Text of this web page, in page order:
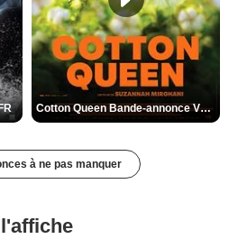
Cotton Queen Bande-annonce VO STFR
à ne pas manquer